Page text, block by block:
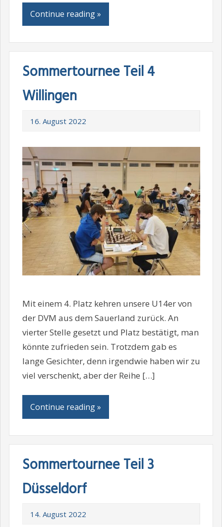
Continue reading »
Sommertournee Teil 4
Willingen
16. August 2022
Mit einem 4. Platz kehren unsere U14er von
der DVM aus dem Sauerland zurück. An
vierter Stelle gesetzt und Platz bestätigt, man
könnte zufrieden sein. Trotzdem gab es
lange Gesichter, denn irgendwie haben wir zu
viel verschenkt, aber der Reihe […]
Continue reading »
Sommertournee Teil 3
Düsseldorf
14. August 2022